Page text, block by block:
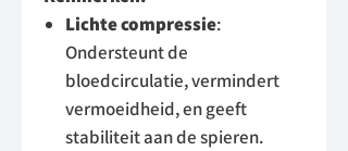
Lichte compressie:
Ondersteunt de
bloedcirculatie, vermindert
vermoeidheid, en geeft
stabiliteit aan de spieren.